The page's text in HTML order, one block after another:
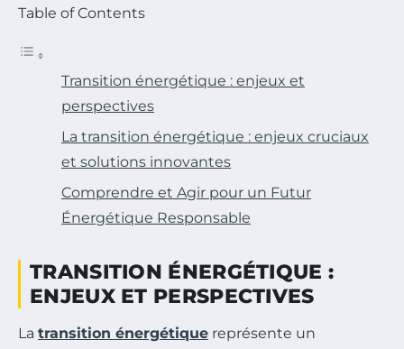
Table of Contents
Transition énergétique : enjeux et
perspectives
La transition énergétique : enjeux cruciaux
et solutions innovantes
Comprendre et Agir pour un Futur
Énergétique Responsable
TRANSITION ÉNERGÉTIQUE :
ENJEUX ET PERSPECTIVES
La transition énergétique représente un